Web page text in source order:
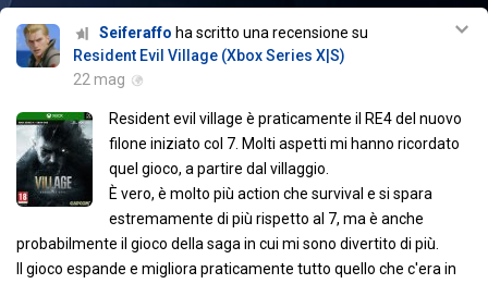
Seiferaffo ha scritto una recensione su
Resident Evil Village (Xbox Series X|S)
22 mag
Resident evil village è praticamente il RE4 del nuovo
filone iniziato col 7. Molti aspetti mi hanno ricordato
quel gioco, a partire dal villaggio.
È vero, è molto più action che survival e si spara
estremamente di più rispetto al 7, ma è anche
probabilmente il gioco della saga in cui mi sono divertito di più.
Il gioco espande e migliora praticamente tutto quello che c'era in